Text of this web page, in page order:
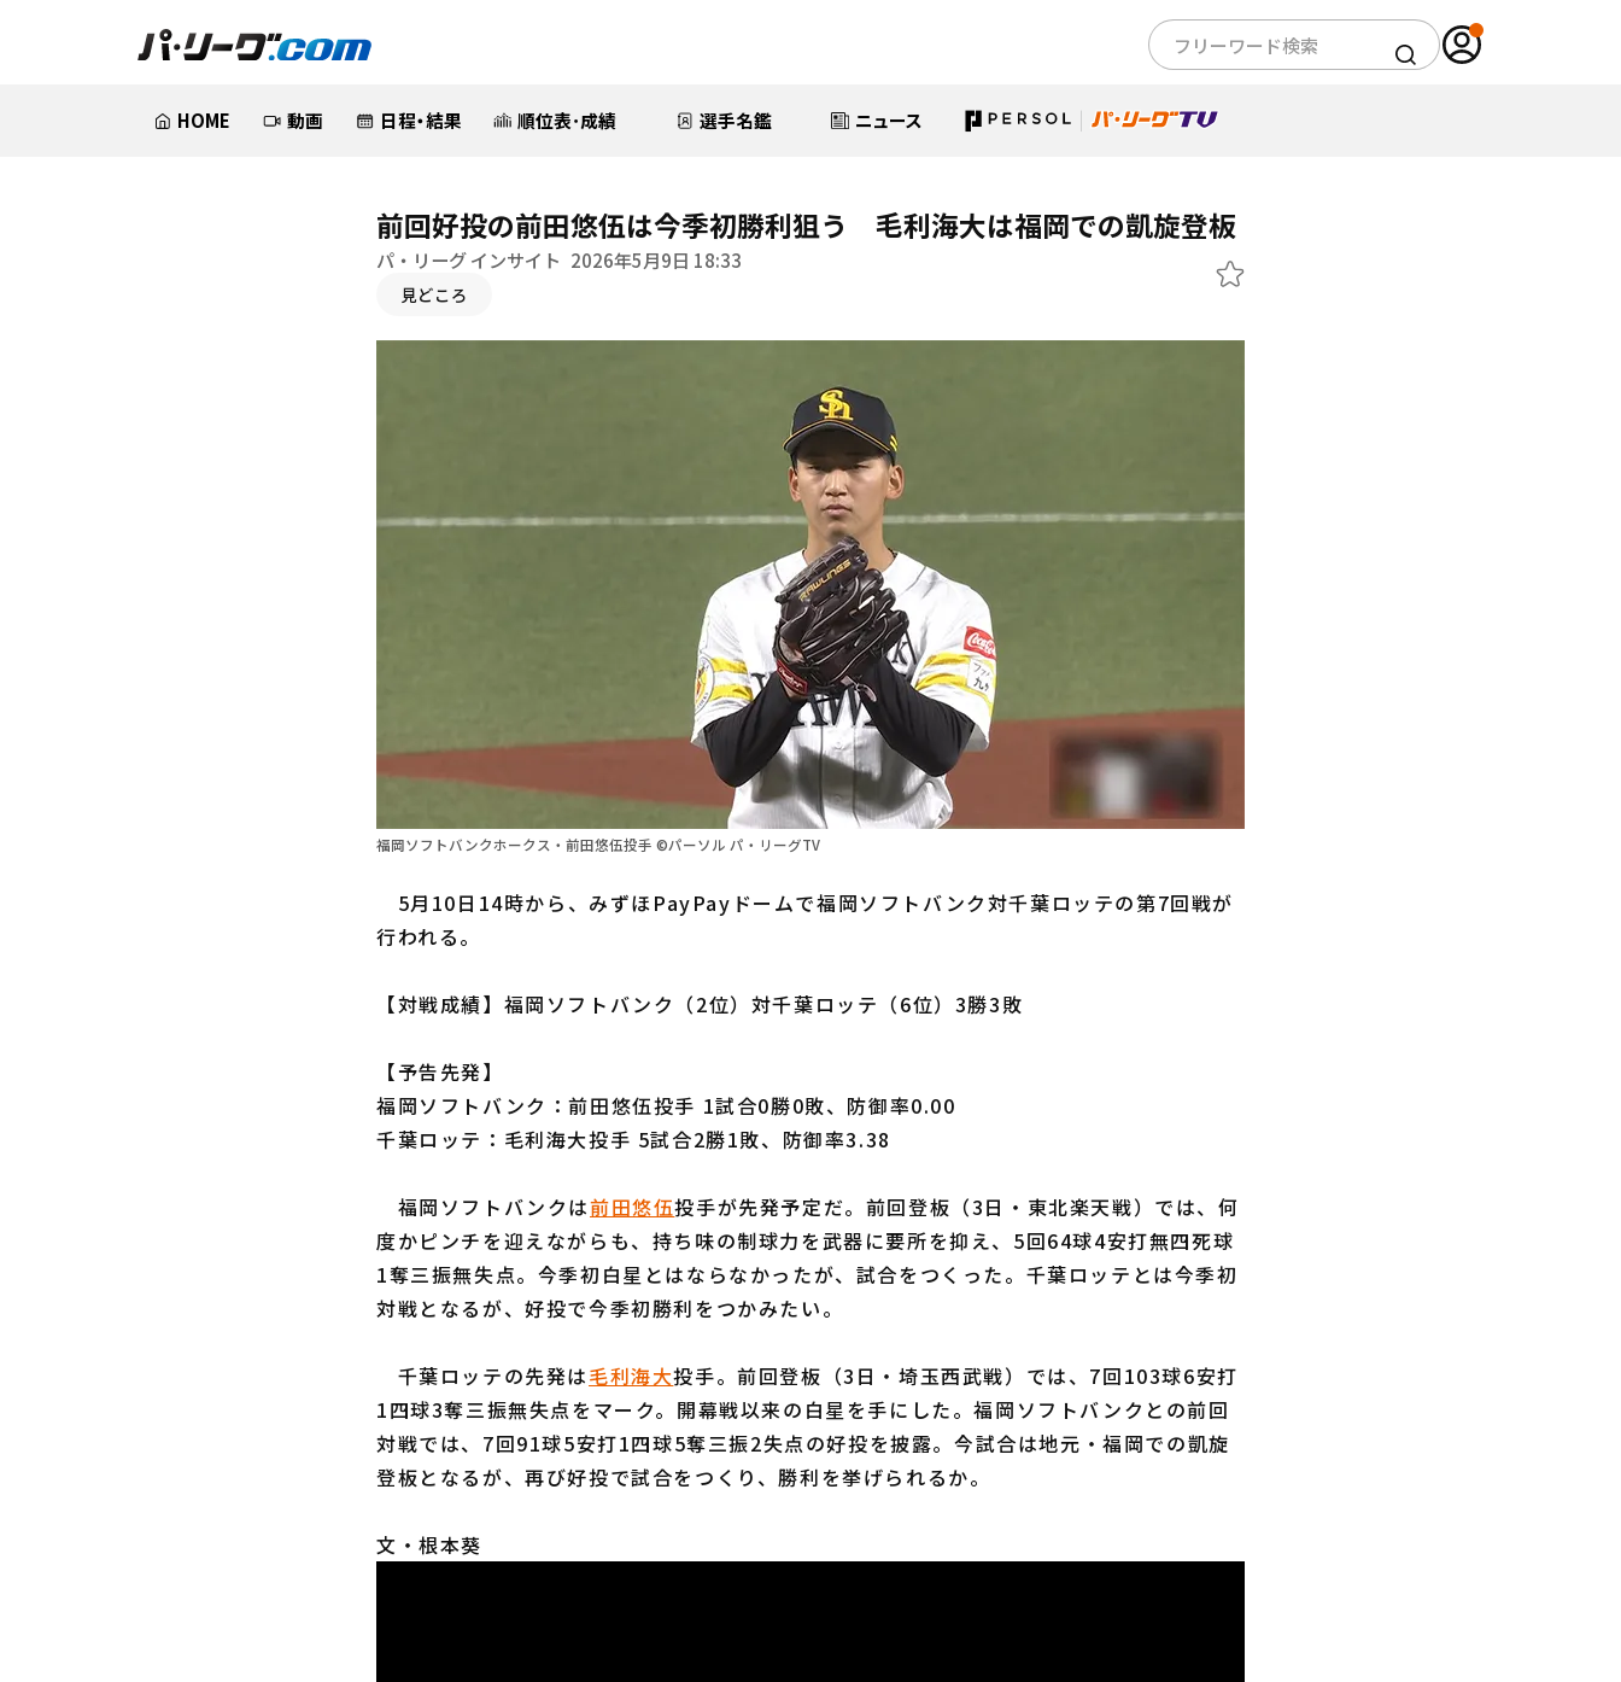
HOME 動画 日程・結果 順位表･成績 選手名鑑 ニュース
前回好投の前田悠伍は今季初勝利狙う 毛利海大は福岡での凱旋登板
パ・リーグ インサイト 2026年5月9日 18:33
見どころ
福岡ソフトバンクホークス・前田悠伍投手 ©パーソル パ・リーグTV
5月10日14時から、みずほPayPayドームで福岡ソフトバンク対千葉ロッテの第7回戦が
行われる。
【対戦成績】福岡ソフトバンク（2位）対千葉ロッテ（6位）3勝3敗
【予告先発】
福岡ソフトバンク：前田悠伍投手 1試合0勝0敗、防御率0.00
千葉ロッテ：毛利海大投手 5試合2勝1敗、防御率3.38
福岡ソフトバンクは前田悠伍投手が先発予定だ。前回登板（3日・東北楽天戦）では、何
度かピンチを迎えながらも、持ち味の制球力を武器に要所を抑え、5回64球4安打無四死球
1奪三振無失点。今季初白星とはならなかったが、試合をつくった。千葉ロッテとは今季初
対戦となるが、好投で今季初勝利をつかみたい。
千葉ロッテの先発は毛利海大投手。前回登板（3日・埼玉西武戦）では、7回103球6安打
1四球3奪三振無失点をマーク。開幕戦以来の白星を手にした。福岡ソフトバンクとの前回
対戦では、7回91球5安打1四球5奪三振2失点の好投を披露。今試合は地元・福岡での凱旋
登板となるが、再び好投で試合をつくり、勝利を挙げられるか。
文・根本葵